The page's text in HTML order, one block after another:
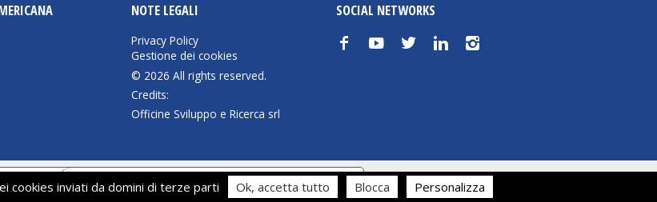
NOTE LEGALI
Privacy Policy
Gestione dei cookies
© 2026 All rights reserved.
Credits:
Officine Sviluppo e Ricerca srl
SOCIAL NETWORKS
f y t n i
Le tue preferenze relative alla privacy
cookies inviati da domini di terze parti Ok, accetta tutto Blocca Personalizza